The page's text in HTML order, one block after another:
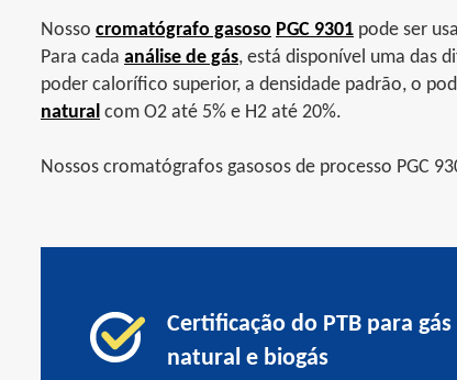
Nosso cromatógrafo gasoso PGC 9301 pode ser
Para cada análise de gás, está disponível uma das
poder calorífico superior, a densidade padrão, o
natural com O2 até 5% e H2 até 20%.
Nossos cromatógrafos gasosos de processo PGC
Certificação do PTB para gás
natural e biogás